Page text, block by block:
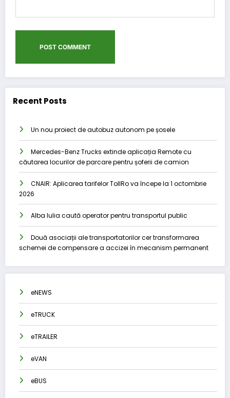
Recent Posts
Un nou proiect de autobuz autonom pe șosele
Mercedes-Benz Trucks extinde aplicația Remote cu
căutarea locurilor de parcare pentru șoferii de camion
CNAIR: Aplicarea tarifelor TollRo va începe la 1 octombrie
2026
Alba Iulia caută operator pentru transportul public
Două asociații ale transportatorilor cer transformarea
schemei de compensare a accizei în mecanism permanent
eNEWS
eTRUCK
eTRAILER
eVAN
eBUS